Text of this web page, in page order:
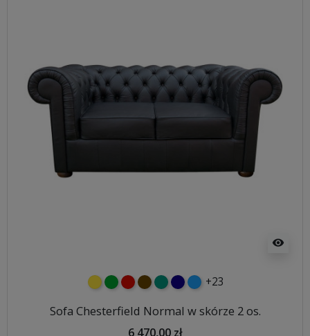
visibility
żółtyzielonyczerwony
czekoladowy
turkusowy
granatowy
niebieski
+23
Sofa Chesterfield Normal w skórze 2 os.
6 470,00 zł